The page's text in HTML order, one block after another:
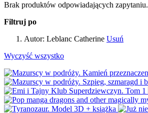
Brak produktów odpowiadających zapytaniu.
Filtruj po
Autor: Leblanc Catherine Usuń
Wyczyść wszystko